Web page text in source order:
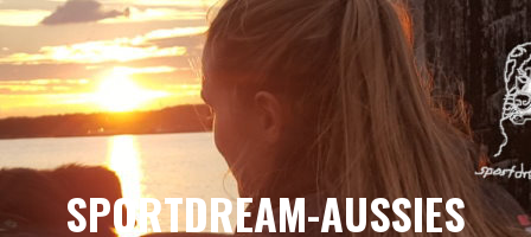
Skip
content
SPORTDREAM-AUSSIES